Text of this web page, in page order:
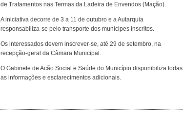
de Tratamentos nas Termas da Ladeira de Envendos (Mação).
A iniciativa decorre de 3 a 11 de outubro e a Autarquia
responsabiliza-se pelo transporte dos munícipes inscritos.
Os interessados devem inscrever-se, até 29 de setembro, na
recepção-geral da Câmara Municipal.
O Gabinete de Acão Social e Saúde do Município disponibiliza todas
as informações e esclarecimentos adicionais.